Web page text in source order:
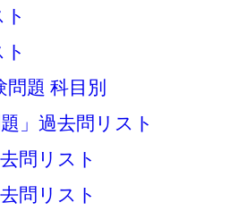
題 科目別
」過去問リスト
問リスト
問リスト